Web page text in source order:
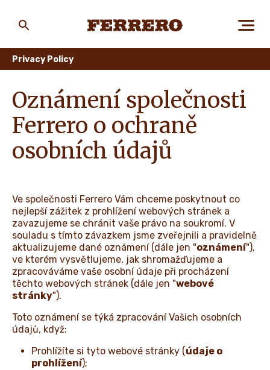
O NÁS
LIDÉ A PLANETA
KARIÉRA
NOVINKY
main
Privacy Policy
Oznámení společnosti
Ferrero o ochraně
osobních údajů
Ve společnosti Ferrero Vám chceme poskytnout co
nejlepší zážitek z prohlížení webových stránek a
zavazujeme se chránit vaše právo na soukromí. V
souladu s tímto závazkem jsme zveřejnili a pravidelně
aktualizujeme dané oznámení (dále jen "oznámení"),
ve kterém vysvětlujeme, jak shromažďujeme a
zpracováváme vaše osobní údaje při procházení
těchto webových stránek (dále jen "webové
stránky").
Toto oznámení se týká zpracování Vašich osobních
údajů, když:
Prohlížíte si tyto webové stránky (údaje o
prohlížení);